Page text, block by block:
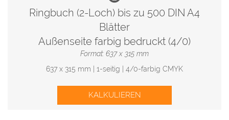
Ringbuch (2-Loch) bis zu 500 DIN A4
Blätter
Außenseite farbig bedruckt (4/0)
Format: 637 x 315 mm
637 x 315 mm | 1-seitig | 4/0-farbig CMYK
KALKULIEREN